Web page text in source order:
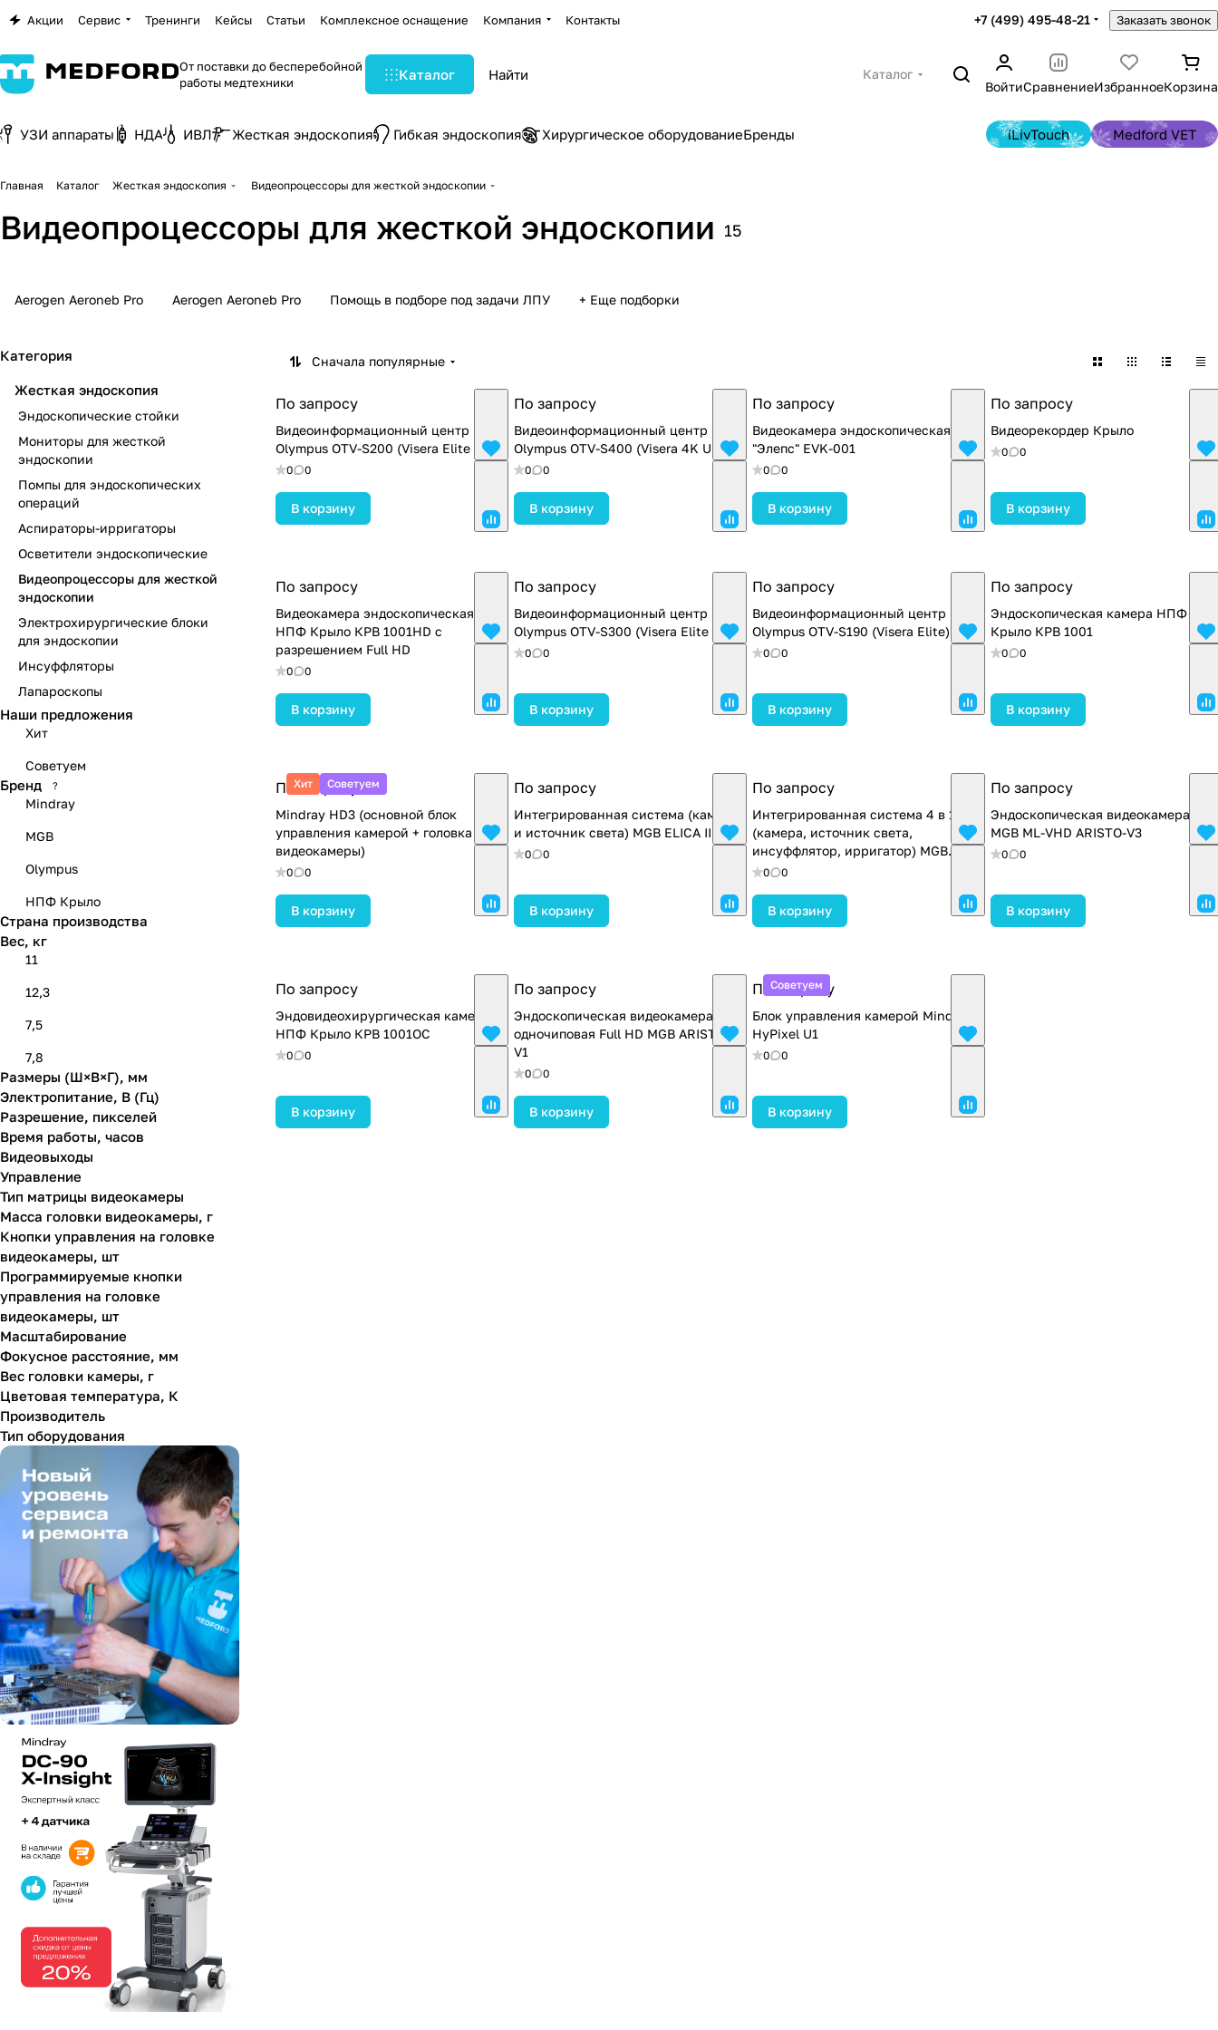
Акции Сервис Тренинги Кейсы Статьи Комплексное оснащение Компания Контакты +7 (499) 495-48-21 Заказать звонок
От поставки до бесперебойной
работы медтехники
Каталог
Каталог
ВойтиСравнениеИзбранноеКорзина
УЗИ аппараты НДА ИВЛ Жесткая эндоскопия Гибкая эндоскопия Хирургическое оборудованиеБренды iLivTouch Medford VET
Главная Каталог Жесткая эндоскопия Видеопроцессоры для жесткой эндоскопии
Видеопроцессоры для жесткой эндоскопии 15
Aerogen Aeroneb Pro Aerogen Aeroneb Pro Помощь в подборе под задачи ЛПУ + Еще подборки
Сначала популярные
По запросу
Видеоинформационный центр
Olympus OTV-S200 (Visera Elite II)
0 0
В корзину
По запросу
Видеоинформационный центр
Olympus OTV-S400 (Visera 4K UHD)
0 0
В корзину
По запросу
Видеокамера эндоскопическая
"Элепс" EVK-001
0 0
В корзину
По запросу
Видеорекордер Крыло
0 0
В корзину
По запросу
Видеокамера эндоскопическая
НПФ Крыло КРВ 1001HD с
разрешением Full HD
0 0
В корзину
По запросу
Видеоинформационный центр
Olympus OTV-S300 (Visera Elite II)
0 0
В корзину
По запросу
Видеоинформационный центр
Olympus OTV-S190 (Visera Elite)
0 0
В корзину
По запросу
Эндоскопическая камера НПФ
Крыло КРВ 1001
0 0
В корзину
Хит Советуем
По запросу
Mindray HD3 (основной блок
управления камерой + головка
видеокамеры)
0 0
В корзину
По запросу
Интегрированная система (камера
и источник света) MGB ELICA III
0 0
В корзину
По запросу
Интегрированная система 4 в 1
(камера, источник света,
инсуффлятор, ирригатор) MGB
Fencer III
0 0
В корзину
По запросу
Эндоскопическая видеокамера
MGB ML-VHD ARISTO-V3
0 0
В корзину
По запросу
Эндовидеохирургическая камера
НПФ Крыло КРВ 1001ОС
0 0
В корзину
По запросу
Эндоскопическая видеокамера
одночиповая Full HD MGB ARISTO-
V1
0 0
В корзину
Советуем
По запросу
Блок управления камерой Mindray
HyPixel U1
0 0
В корзину
Категория
Жесткая эндоскопия
Эндоскопические стойки
Мониторы для жесткой
эндоскопии
Помпы для эндоскопических
операций
Аспираторы-ирригаторы
Осветители эндоскопические
Видеопроцессоры для жесткой
эндоскопии
Электрохирургические блоки
для эндоскопии
Инсуффляторы
Лапароскопы
Наши предложения
Хит
Советуем
Бренд ?
Mindray
MGB
Olympus
НПФ Крыло
Страна производства
Вес, кг
11
12,3
7,5
7,8
Размеры (Ш×В×Г), мм
Электропитание, В (Гц)
Разрешение, пикселей
Время работы, часов
Видеовыходы
Управление
Тип матрицы видеокамеры
Масса головки видеокамеры, г
Кнопки управления на головке
видеокамеры, шт
Программируемые кнопки
управления на головке
видеокамеры, шт
Масштабирование
Фокусное расстояние, мм
Вес головки камеры, г
Цветовая температура, К
Производитель
Тип оборудования